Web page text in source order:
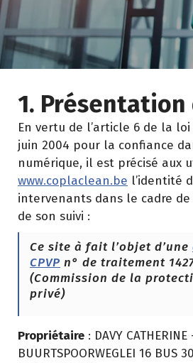
n
1.
En vertu de l’article 6 de la loi
juin 2004 pour la confiance
numérique, il est précisé aux
www.coplaclean.be l’identité
intervenants dans le cadre
de son suivi :
Ce site à fait l’objet d’une
CPVP n° de traitement
(Commission de la
privé)
Propriétaire : DAVY CATHERINE
BUURTSPOORWEGLEI 16 BUS